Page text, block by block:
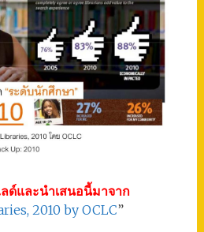
ด์และนำเสนอนี้มาจาก
2010 by OCLC”